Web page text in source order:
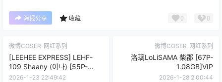
海报分享 收藏 0 0
微博COSER 网红系列
[LEEHEE EXPRESS] LEHF-
109 Shaany (이나) [55P-
430MB]VIP
2026-1-23 22:49:42
微博COSER 网红系列
洛璃LoLiSAMA 柴郡 [67P-
1.08GB]VIP
2026-1-28 2:00:44